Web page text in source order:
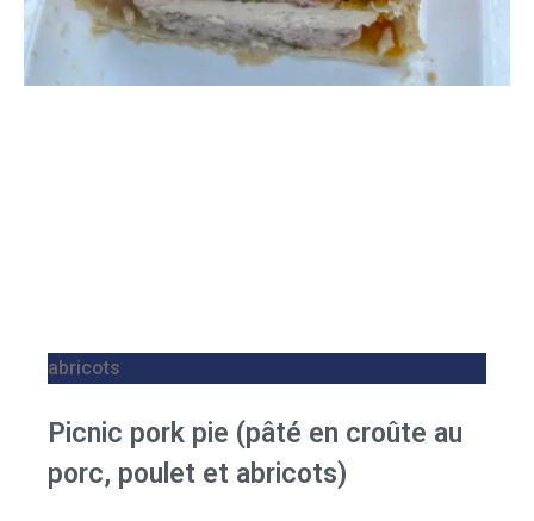
abricots
Picnic pork pie (pâté en croûte au
porc, poulet et abricots)